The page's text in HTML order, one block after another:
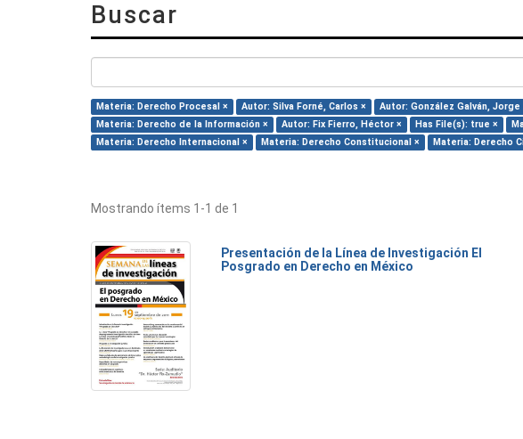
Buscar
Materia: Derecho Procesal × Autor: Silva Forné, Carlos × Autor: González Galván,
Materia: Derecho de la Información ×
Autor: Fix Fierro, Héctor × Has File(s): true ×
Materia: Derecho Internacional ×
Materia: Derecho Constitucional × Materia: Derecho
Mostrando ítems 1-1 de 1
Presentación de la Línea de Investigación El
Posgrado en Derecho en México